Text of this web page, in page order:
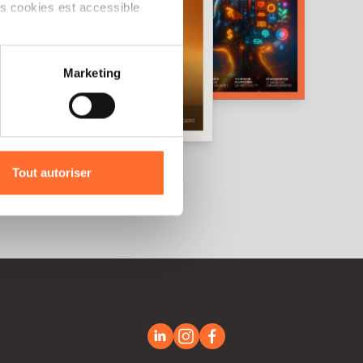
cookies est accessible
sur les réseaux
Marketing
Tout autoriser